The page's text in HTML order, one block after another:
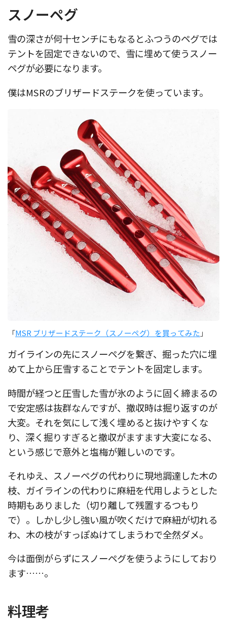
スノーペグ
雪の深さが何十センチにもなるとふつうのペグでは
テントを固定できないので、雪に埋めて使うスノー
ペグが必要になります。
僕はMSRのブリザードステークを使っています。
「MSR ブリザードステーク（スノーペグ）を買ってみた 」
ガイラインの先にスノーペグを繋ぎ、掘った穴に埋
めて上から圧雪することでテントを固定します。
時間が経つと圧雪した雪が氷のように固く締まるの
で安定感は抜群なんですが、撤収時は掘り返すのが
大変。それを気にして浅く埋めると抜けやすくな
り、深く掘りすぎると撤収がますます大変になる、
という感じで意外と塩梅が難しいのです。
それゆえ、スノーペグの代わりに現地調達した木の
枝、ガイラインの代わりに麻紐を代用しようとした
時期もありました（切り離して残置するつもり
で）。しかし少し強い風が吹くだけで麻紐が切れる
わ、木の枝がすっぽぬけてしまうわで全然ダメ。
今は面倒がらずにスノーペグを使うようにしており
ます……。
料理考